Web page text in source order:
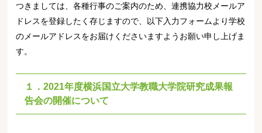
つきましては、各種行事のご案内のため、連携協力校メールア
ドレスを登録したく存じますので、以下入力フォームより学校
のメールアドレスをお届けくださいますようお願い申し上げま
す。
１． 2021年度横浜国立大学教職大学院研究成果報
告会の開催について